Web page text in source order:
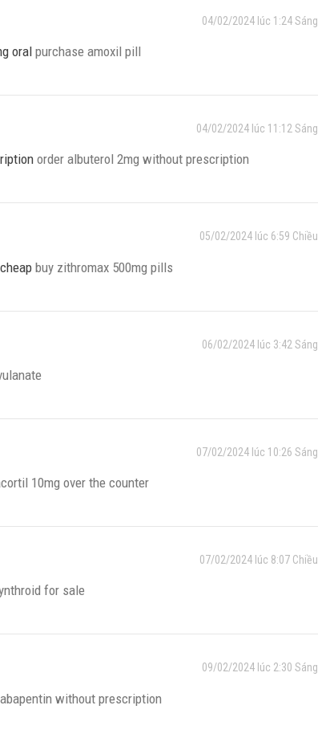
04/02/2024 lúc 1:24 Sáng
oral purchase amoxil pill
04/02/2024 lúc 11:12 Sáng
order albuterol 2mg without prescription
05/02/2024 lúc 6:59 Chiều
buy zithromax 500mg pills
06/02/2024 lúc 3:42 Sáng
07/02/2024 lúc 10:26 Sáng
10mg over the counter
07/02/2024 lúc 8:07 Chiều
for sale
09/02/2024 lúc 2:30 Sáng
without prescription